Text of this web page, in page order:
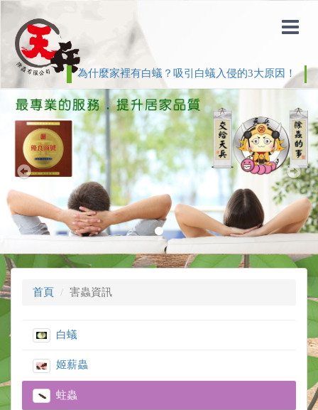
為什麼家裡有白蟻？吸引白蟻入侵的3大原因！
Previous
首頁 害蟲資訊
白蟻
姬薪蟲
蛀蟲